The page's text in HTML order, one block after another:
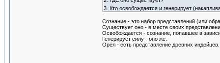
3. Кто освобождается и генерирует
Сознание - это набор представлений (или
Существует оно - в месте своих
Освобождается - сознание, попавшее в
Генерирует силу - оно же.
Орёл - есть представление древних индейцев.